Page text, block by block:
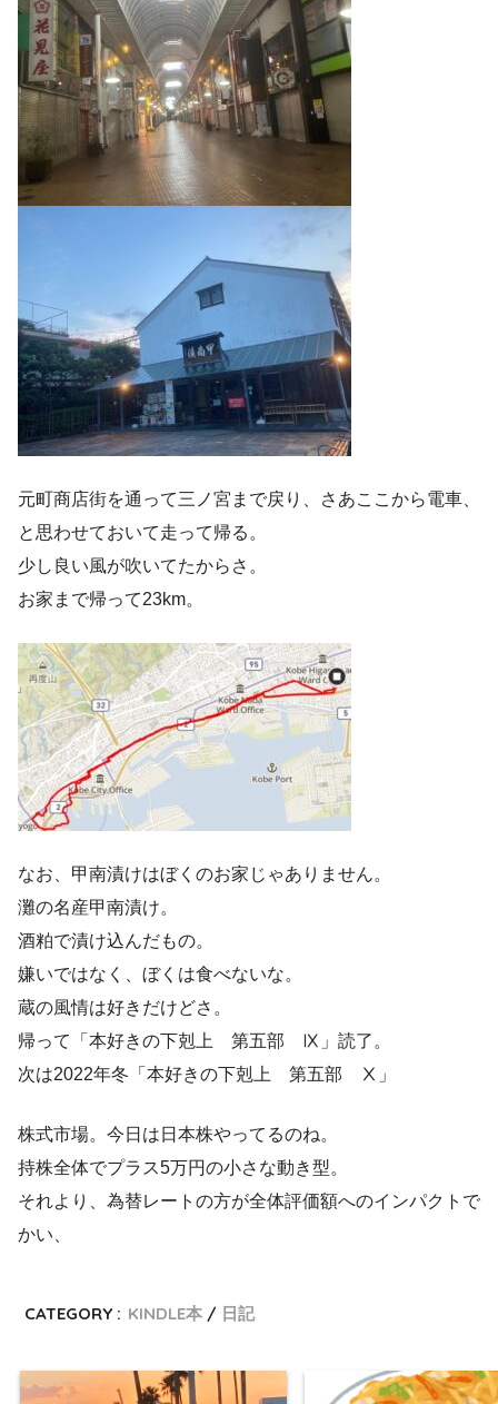
元町商店街を通って三ノ宮まで戻り、さあここから電車、
と思わせておいて走って帰る。
少し良い風が吹いてたからさ。
お家まで帰って23km。
なお、甲南漬けはぼくのお家じゃありません。
灘の名産甲南漬け。
酒粕で漬け込んだもの。
嫌いではなく、ぼくは食べないな。
蔵の風情は好きだけどさ。
帰って「本好きの下剋上 第五部 Ⅸ」読了。
次は2022年冬「本好きの下剋上 第五部 Ⅹ」
株式市場。今日は日本株やってるのね。
持株全体でプラス5万円の小さな動き型。
それより、為替レートの方が全体評価額へのインパクトで
かい、
CATEGORY : KINDLE本 日記